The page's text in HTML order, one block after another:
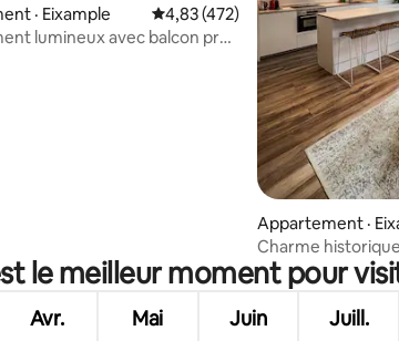
5, 105 commentaires
· Eixample Note moyenne de 4,83 sur 5,
4,83 (472)
lumineux avec balcon près
Appartement ·
Charme
le meilleur moment pour
Avr. Mai Juin Juill.